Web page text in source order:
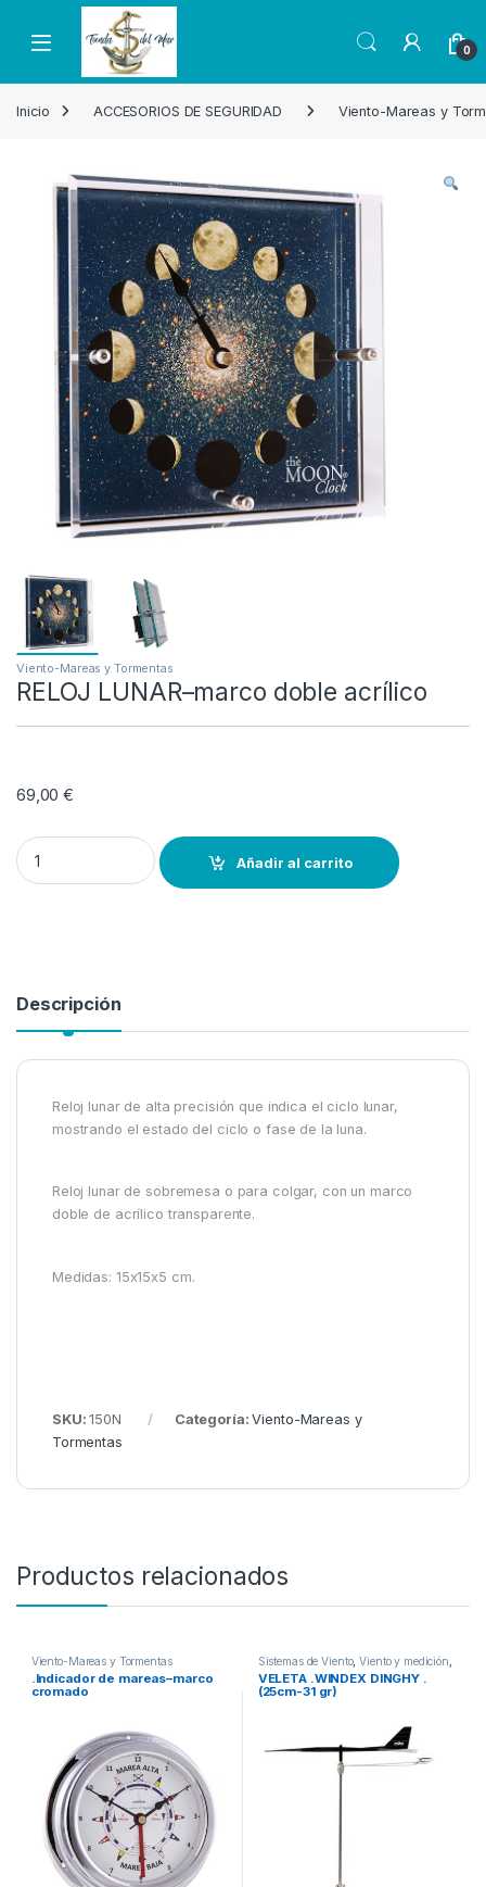
Skip to navigation
Skip to content
Open 0
Inicio ACCESORIOS DE SEGURIDAD Viento-Mareas y
Viento-Mareas y Tormentas
RELOJ LUNAR–marco doble acrílico
69,00€
RELOJ LUNAR--marco doble acrílico quantity
Añadir al carrito
Descripción
Reloj lunar de alta precisión que indica el ciclo lunar,
mostrando el estado del ciclo o fase de la luna.
Reloj lunar de sobremesa o para colgar, con un marco
doble de acrílico transparente.
Medidas: 15x15x5 cm.
SKU:150N Categoría:Viento-Mareas y
Tormentas
Productos relacionados
Viento-Mareas y Tormentas
.Indicador de mareas–marco
cromado
Sistemas de Viento,Viento y medición
Viento-Mareas y Tormentas
VELETA .WINDEX DINGHY .
(25cm-31 gr)